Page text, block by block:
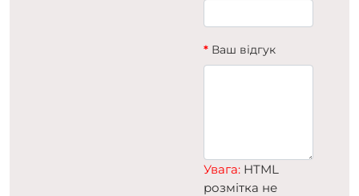
Ваш відгук
Увага: HTML
розмітка не